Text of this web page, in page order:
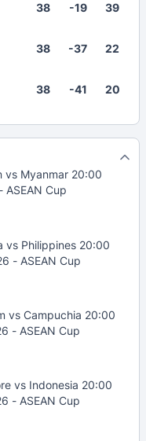
38 -19 39
38 -37 22
38 -41 20
vs Myanmar 20:00
Cup
vs Philippines 20:00
- ASEAN Cup
vs Campuchia 20:00
- ASEAN Cup
vs Indonesia 20:00
- ASEAN Cup